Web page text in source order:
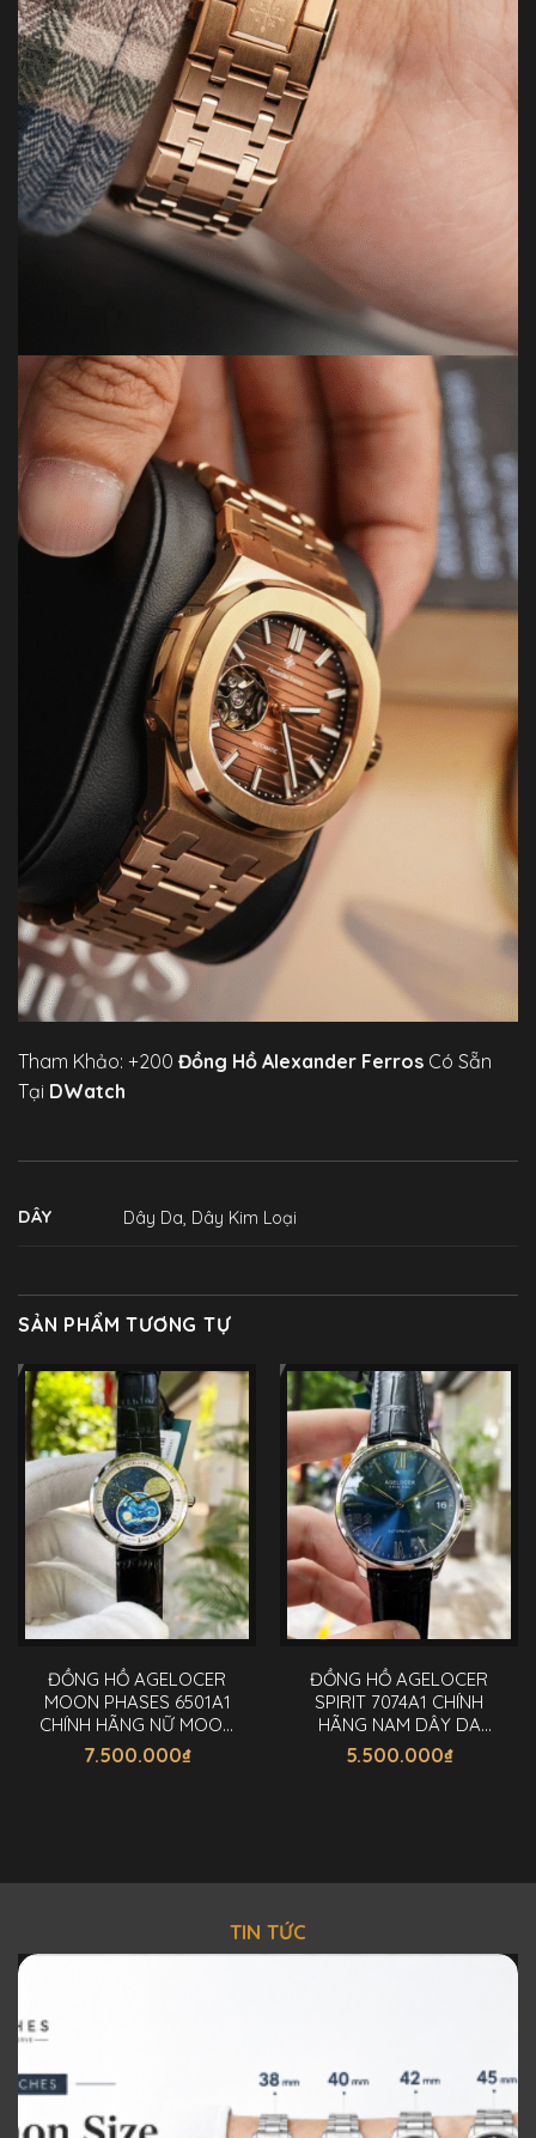
Tham Khảo: +200 Đồng Hồ Alexander Ferros Có Sẵn
Tại DWatch
DÂY Dây Da, Dây Kim Loại
SẢN PHẨM TƯƠNG TỰ
ĐỒNG HỒ AGELOCER
MOON PHASES 6501A1
CHÍNH HÃNG NỮ MOON
PHASES 36MM
7.500.000₫
ĐỒNG HỒ AGELOCER
SPIRIT 7074A1 CHÍNH
HÃNG NAM DÂY DA
40MM
5.500.000₫
TIN TỨC